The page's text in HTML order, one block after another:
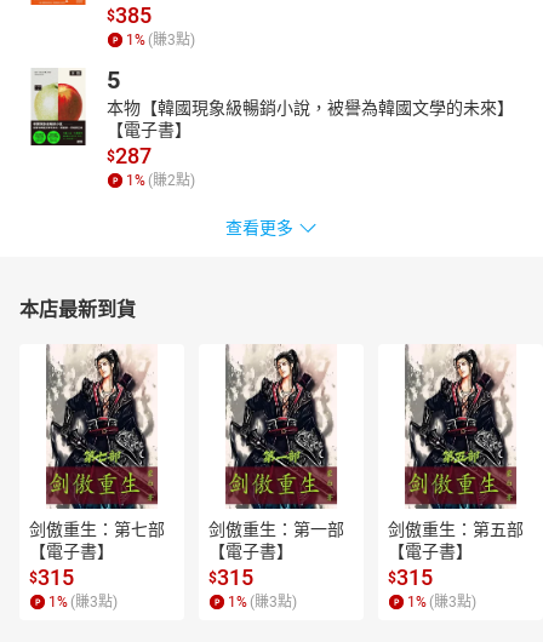
$385
1% (賺3點)
5
本物【韓國現象級暢銷小說，被譽為韓國文學的未來】
【電子書】
$287
1% (賺2點)
查看更多
本店最新到貨
剑傲重生：第七部
【電子書】
$315
1 % (賺3點)
剑傲重生：第一部
【電子書】
$315
1 % (賺3點)
剑傲重生：第五部
【電子書】
$315
1 % (賺3點)